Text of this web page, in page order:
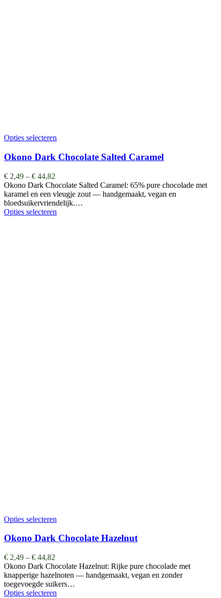
Opties selecteren
Okono Dark Chocolate Salted Caramel
€ 2,49 – € 44,82
Okono Dark Chocolate Salted Caramel: 65% pure chocolade met
karamel en een vleugje zout — handgemaakt, vegan en
bloedsuikervriendelijk.…
Opties selecteren
Opties selecteren
Okono Dark Chocolate Hazelnut
€ 2,49 – € 44,82
Okono Dark Chocolate Hazelnut: Rijke pure chocolade met
knapperige hazelnoten — handgemaakt, vegan en zonder
toegevoegde suikers…
Opties selecteren